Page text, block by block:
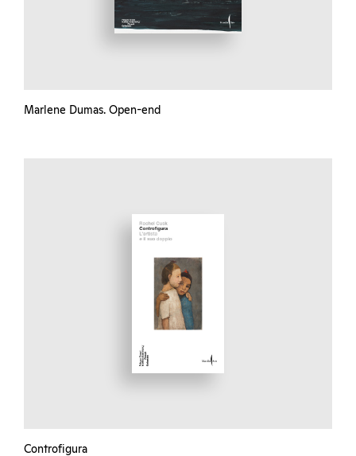
Marlene Dumas. Open-end
Controfigura